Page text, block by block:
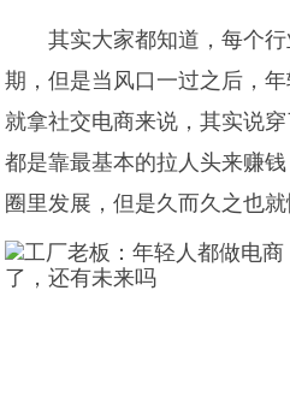
其实大家都知道，每个
期，但是当风口一过之后，
就拿社交电商来说，其实说
都是靠最基本的拉人头来赚
圈里发展，但是久而久之也就